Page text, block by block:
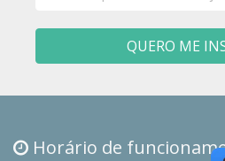
QUERO ME
Horário de